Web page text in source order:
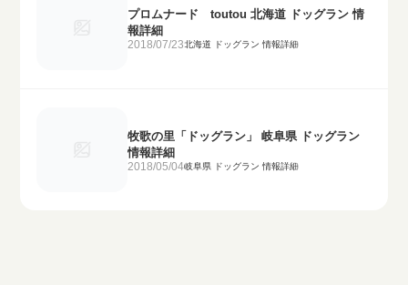
プロムナード toutou 北海道 ドッグラン 情
報詳細
2018/07/23北海道 ドッグラン 情報詳細
牧歌の里「ドッグラン」 岐阜県 ドッグラン
情報詳細
2018/05/04岐阜県 ドッグラン 情報詳細